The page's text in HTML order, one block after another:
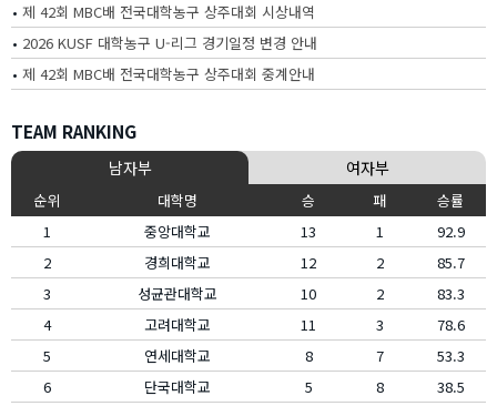
• 제 42회 MBC배 전국대학농구 상주대회 시상내역
• 2026 KUSF 대학농구 U-리그 경기일정 변경 안내
• 제 42회 MBC배 전국대학농구 상주대회 중계안내
TEAM RANKING
남자부 여자부
순위 대학명 승 패
승률
1
중앙대학교 13 1
92.9
2
경희대학교 12 2
85.7
3
성균관대학교 10 2
83.3
4
고려대학교 11 3
78.6
5
연세대학교 8 7
53.3
6
단국대학교 5 8
38.5